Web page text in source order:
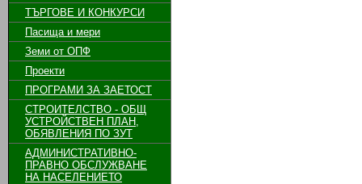
ТЪРГОВЕ И КОНКУРСИ
Пасища и мери
Земи от ОПФ
Проекти
ПРОГРАМИ ЗА ЗАЕТОСТ
СТРОИТЕЛСТВО - ОБЩ
УСТРОЙСТВЕН ПЛАН,
ОБЯВЛЕНИЯ ПО ЗУТ
АДМИНИСТРАТИВНО-
ПРАВНО ОБСЛУЖВАНЕ
НА НАСЕЛЕНИЕТО